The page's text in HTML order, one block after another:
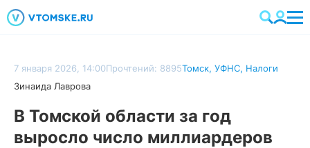
7 января 2026, 14:00Прочтений: 8895Томск, УФНС, Налоги
Зинаида Лаврова
В Томской области за год
выросло число миллиардеров